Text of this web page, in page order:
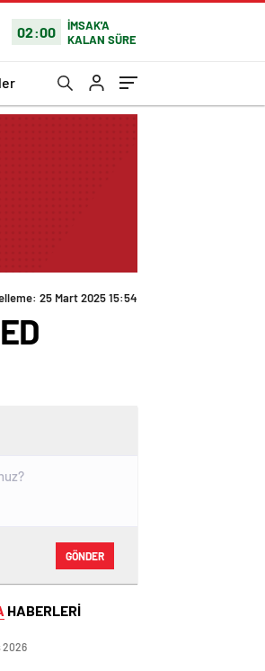
02:00
İMSAK'A
KALAN SÜRE
25 Mart 2025 15:54
GÖNDER
HABERLERİ
2026